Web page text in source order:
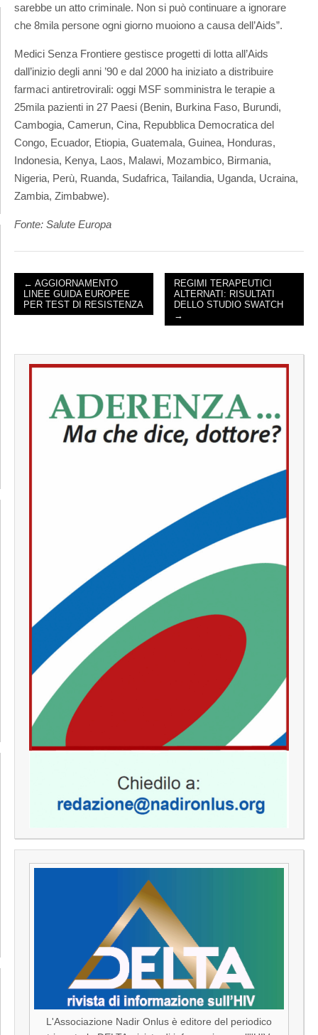
sarebbe un atto criminale. Non si può continuare a ignorare
che 8mila persone ogni giorno muoiono a causa dell’Aids”.
Medici Senza Frontiere gestisce progetti di lotta all’Aids
dall’inizio degli anni ’90 e dal 2000 ha iniziato a distribuire
farmaci antiretrovirali: oggi MSF somministra le terapie a
25mila pazienti in 27 Paesi (Benin, Burkina Faso, Burundi,
Cambogia, Camerun, Cina, Repubblica Democratica del
Congo, Ecuador, Etiopia, Guatemala, Guinea, Honduras,
Indonesia, Kenya, Laos, Malawi, Mozambico, Birmania,
Nigeria, Perù, Ruanda, Sudafrica, Tailandia, Uganda, Ucraina,
Zambia, Zimbabwe).
Fonte: Salute Europa
POST NAVIGATION
← AGGIORNAMENTO
LINEE GUIDA EUROPEE
PER TEST DI RESISTENZA
REGIMI TERAPEUTICI
ALTERNATI: RISULTATI
DELLO STUDIO SWATCH
→
L'Associazione Nadir Onlus è editore del periodico